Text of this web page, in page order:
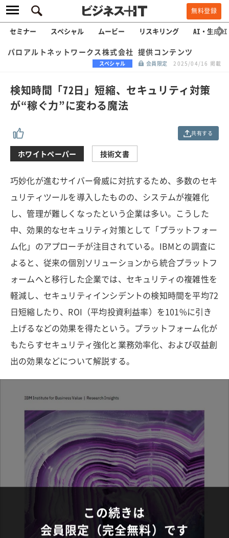
無料登録
セミナー スペシャル ムービー リスキリング AI・生成AI
パロアルトネットワークス株式会社 提供コンテンツ
スペシャル 会員限定 2025/04/16 掲載
検知時間「72日」短縮、セキュリティ対策
が“稼ぐ力”に変わる魔法
共有する
ホワイトペーパー 技術文書
巧妙化が進むサイバー脅威に対抗するため、多数のセキ
ュリティツールを導入したものの、システムが複雑化
し、管理が難しくなったという企業は多い。こうした
中、効果的なセキュリティ対策として「プラットフォー
ム化」のアプローチが注目されている。IBMとの調査に
よると、従来の個別ソリューションから統合プラットフ
ォームへと移行した企業では、セキュリティの複雑性を
軽減し、セキュリティインシデントの検知時間を平均72
日短縮したり、ROI（平均投資利益率）を101%に引き
上げるなどの効果を得たという。プラットフォーム化が
もたらすセキュリティ強化と業務効率化、および収益創
出の効果などについて解説する。
この続きは
会員限定（完全無料）です